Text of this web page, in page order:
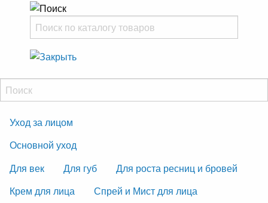
Уход за лицом
Основной уход
Для век
Для губ
Для роста ресниц и бровей
Крем для лица
Спрей и Мист для лица